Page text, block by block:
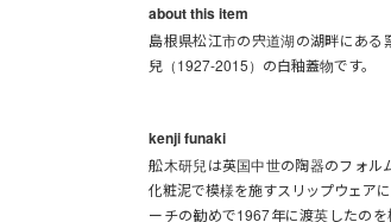
about this item
島根県松江市の宍道湖の湖畔にある
兒（1927-2015）の白釉蓋物です。
kenji funaki
舩木研兒は英国中世の陶器のフォル
化粧泥で模様を施すスリップウェア
ーチの勧めで1967年に渡英したの